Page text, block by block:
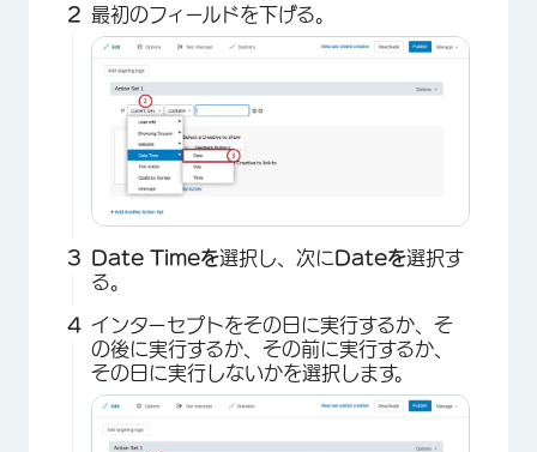
最初のフィールドを下げる。
Date Timeを選択し、次にDateを選択す
る。
インターセプトをその日に実行するか、そ
の後に実行するか、その前に実行するか、
その日に実行しないかを選択します。